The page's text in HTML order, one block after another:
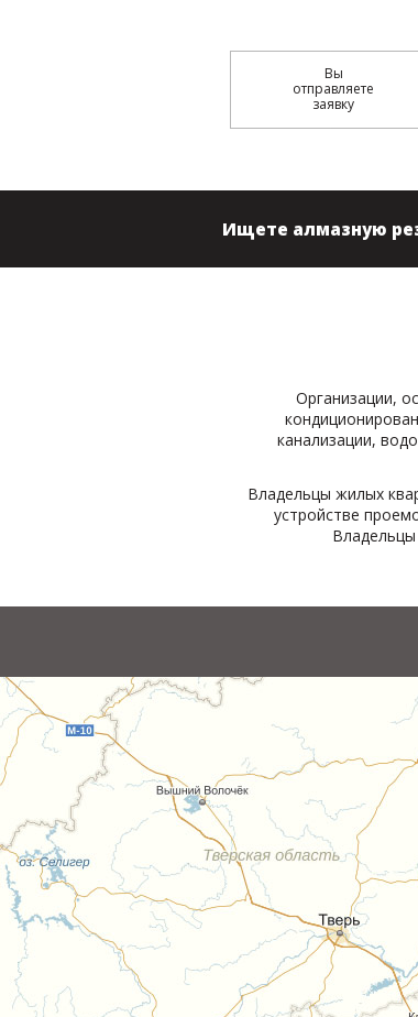
Вы
отправляете
заявку
Ищете алмазную
Организации,
канализации,
Владельцы жилых
устройстве